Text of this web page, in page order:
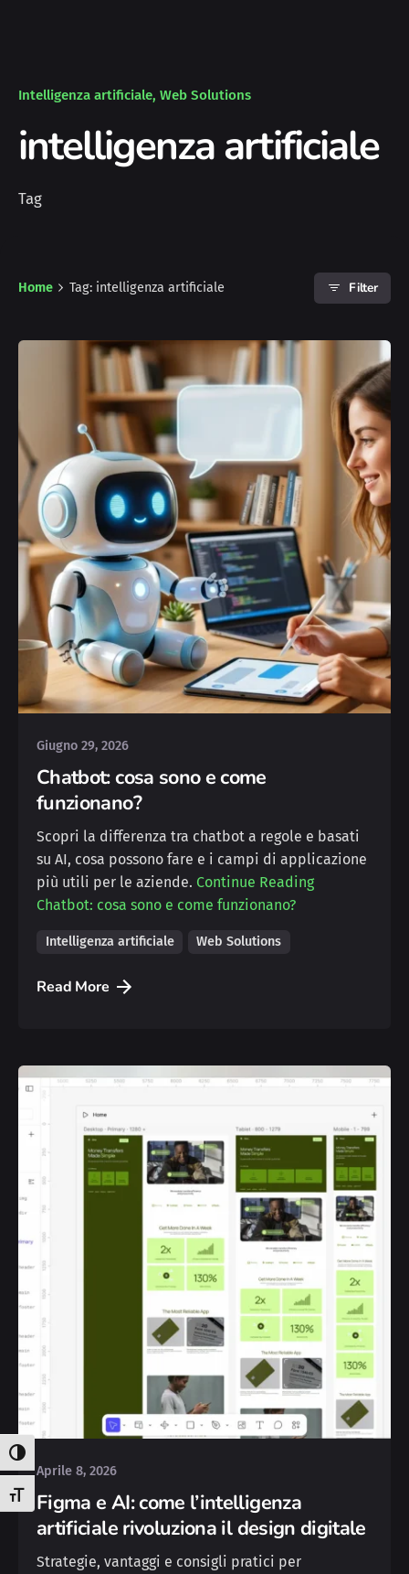
Attiva/disattiva alto contrasto
Attiva/disattiva dimensione testo
Intelligenza artificiale Web Solutions
intelligenza artificiale
Tag
Home Tag: intelligenza artificiale Filter
Posted by
Michele
Giugno 29, 2026
Chatbot: cosa sono e come
funzionano?
Scopri la differenza tra chatbot a regole e basati
su AI, cosa possono fare e i campi di applicazione
più utili per le aziende. Continue Reading
Chatbot: cosa sono e come funzionano?
Intelligenza artificiale Web Solutions
Read More
Silvia
Aprile 8, 2026
Figma e AI: come l’intelligenza
artificiale rivoluziona il design digitale
Strategie, vantaggi e consigli pratici per